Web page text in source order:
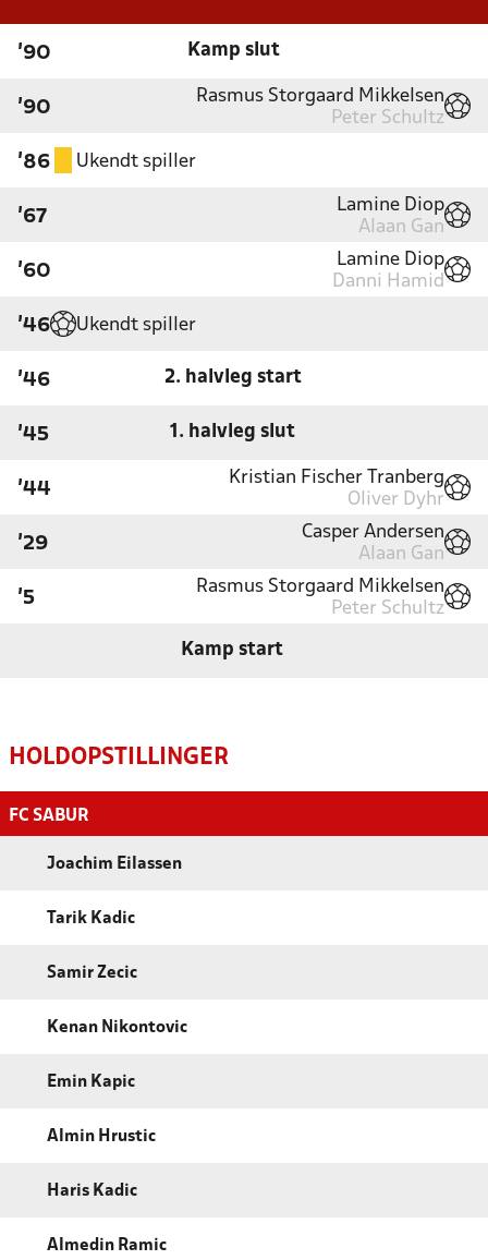
'90 Kamp slut
'90
Rasmus Storgaard Mikkelsen
Peter Schultz
'86 Ukendt spiller
'67
Lamine Diop
Alaan Gan
'60
Lamine Diop
Danni Hamid
'46 Ukendt spiller
'46 2. halvleg start
'45 1. halvleg slut
'44
Kristian Fischer Tranberg
Oliver Dyhr
'29
Casper Andersen
Alaan Gan
'5
Rasmus Storgaard Mikkelsen
Peter Schultz
Kamp start
HOLDOPSTILLINGER
FC SABUR
Joachim Eilassen
Tarik Kadic
Samir Zecic
Kenan Nikontovic
Emin Kapic
Almin Hrustic
Haris Kadic
Almedin Ramic